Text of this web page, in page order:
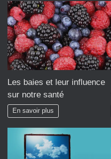
Les baies et leur influence
sur notre santé
En savoir plus